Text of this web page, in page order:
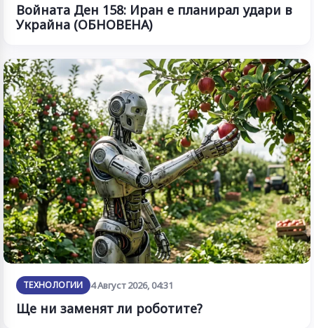
Войната Ден 158: Иран е планирал удари в
Украйна (ОБНОВЕНА)
ТЕХНОЛОГИИ 4 Август 2026, 04:31
Ще ни заменят ли роботите?